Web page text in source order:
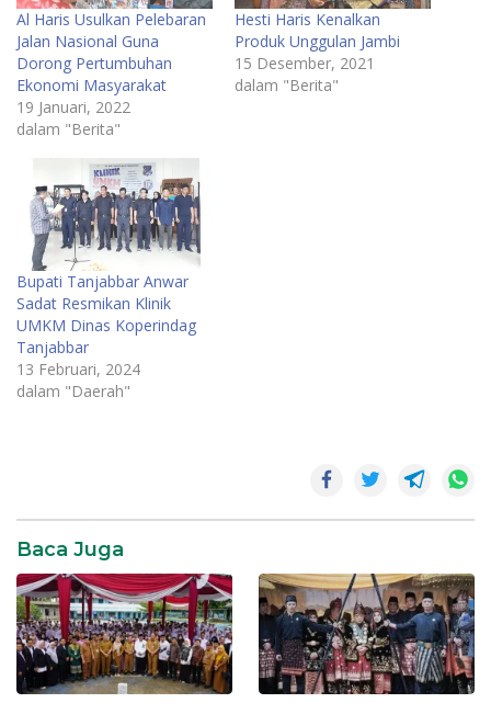
Al Haris Usulkan Pelebaran
Jalan Nasional Guna
Dorong Pertumbuhan
Ekonomi Masyarakat
19 Januari, 2022
dalam "Berita"
Hesti Haris Kenalkan
Produk Unggulan Jambi
15 Desember, 2021
dalam "Berita"
Bupati Tanjabbar Anwar
Sadat Resmikan Klinik
UMKM Dinas Koperindag
Tanjabbar
13 Februari, 2024
dalam "Daerah"
Jambi
Pemprov
jambi
Baca Juga